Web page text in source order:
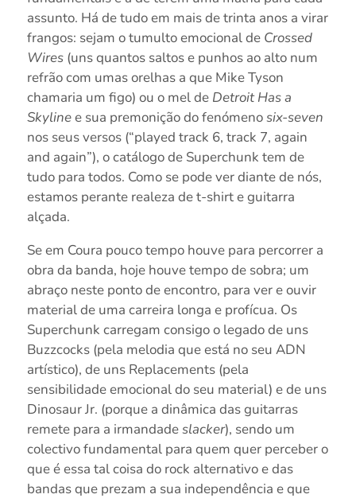
assunto. Há de tudo em mais de trinta anos a virar
frangos: sejam o tumulto emocional de Crossed
Wires (uns quantos saltos e punhos ao alto num
refrão com umas orelhas a que Mike Tyson
chamaria um figo) ou o mel de Detroit Has a
Skylinee sua premonição do fenómenosix-seven
nos seus versos (“played track 6, track 7, again
and again”), o catálogo de Superchunk tem de
tudo para todos. Como se pode ver diante de nós,
estamos perante realeza de t-shirt e guitarra
alçada.
Se em Coura pouco tempo houve para percorrer a
obra da banda, hoje houve tempo de sobra; um
abraço neste ponto de encontro, para ver e ouvir
material de uma carreira longa e profícua. Os
Superchunk carregam consigo o legado de uns
Buzzcocks (pela melodia que está no seu ADN
artístico), de uns Replacements (pela
sensibilidade emocional do seu material) e de uns
Dinosaur Jr. (porque a dinâmica das guitarras
remete para a irmandadeslacker), sendo um
colectivo fundamental para quem quer perceber o
que é essa tal coisa do rock alternativo e das
bandas que prezam a sua independência e que